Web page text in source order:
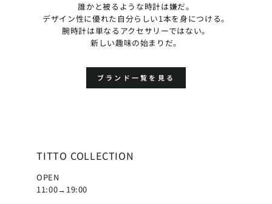
誰かと被るような時計は嫌だ。
デザイン性に優れた自分らしい1本を身につける。
腕時計は単なるアクセサリーではない。
新しい趣味の始まりだ。
ブランド一覧を見る
TITTO COLLECTION
OPEN
11:00→19:00